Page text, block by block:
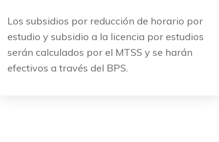
Los subsidios por reducción de horario por
estudio y subsidio a la licencia por estudios
serán calculados por el MTSS y se harán
efectivos a través del BPS.